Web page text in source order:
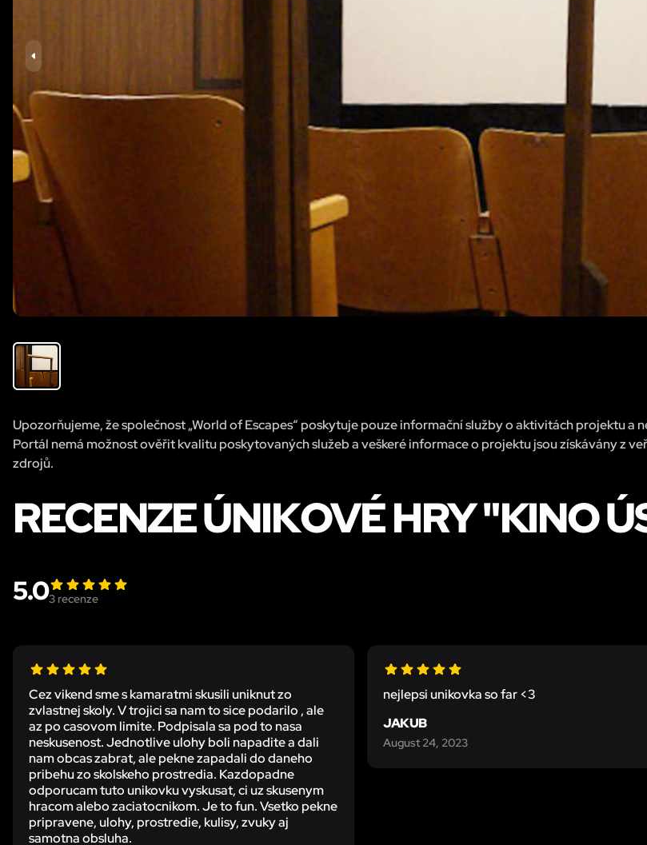
Upozorňujeme, že společnost „World of Escapes“ poskytuje pouze informační služby o aktivitách projektu a
Portál nemá možnost ověřit kvalitu poskytovaných služeb a veškeré informace o projektu jsou získávány z
zdrojů.
RECENZE ÚNIKOVÉ HRY "KINO
5.03 recenze
Cez vikend sme s kamaratmi skusili uniknut zo
zvlastnej skoly. V trojici sa nam to sice podarilo , ale
az po casovom limite. Podpisala sa pod to nasa
neskusenost. Jednotlive ulohy boli napadite a dali
nam obcas zabrat, ale pekne zapadali do daneho
pribehu zo skolskeho prostredia. Kazdopadne
odporucam tuto unikovku vyskusat, ci uz skusenym
hracom alebo zaciatocnikom. Je to fun. Vsetko pekne
pripravene, ulohy, prostredie, kulisy, zvuky aj
samotna obsluha.
nejlepsi unikovka so far <3
JAKUB
August 24, 2023